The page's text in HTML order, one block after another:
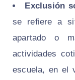
Exclusión
se refiere a
apartado o
actividades
escuela, en el